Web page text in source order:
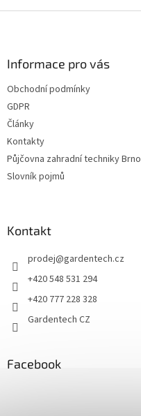
Informace pro vás
Obchodní podmínky
GDPR
Články
Kontakty
Půjčovna zahradní techniky Brno
Slovník pojmů
Kontakt
prodej@gardentech.cz
+420 548 531 294
+420 777 228 328
Gardentech CZ
Facebook